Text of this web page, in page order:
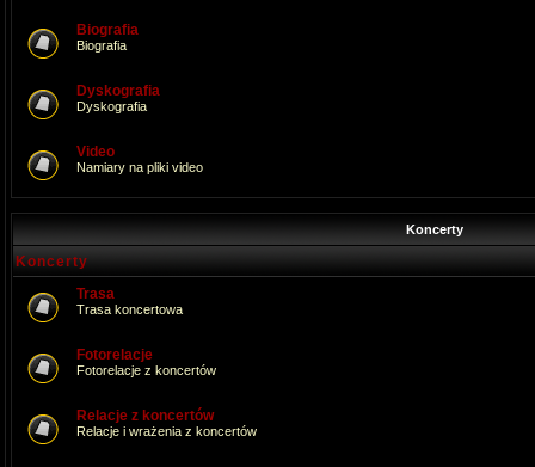
Biografia
Biografia
Dyskografia
Dyskografia
Video
Namiary na pliki video
Koncerty
Koncerty
Trasa
Trasa koncertowa
Fotorelacje
Fotorelacje z koncertów
Relacje z koncertów
Relacje i wrażenia z koncertów